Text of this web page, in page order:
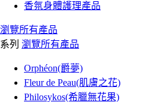
香氛身體護理產品
瀏覽所有產品
系列 瀏覽所有產品
Orphéon(爵夢)
Fleur de Peau(肌膚之花)
Philosykos(希臘無花果)